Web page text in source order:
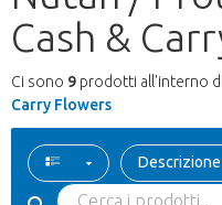
Cash &
Ci sono 9 prodotti all'interno di
Carry Flowers
Descrizione